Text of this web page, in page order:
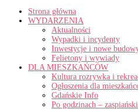
Strona główna
WYDARZENIA
Aktualności
Wypadki i incydenty
Inwestycje i nowe
Felietony i wywiady
DLA MIESZKAŃCÓW
Kultura rozrywka i
Ogłoszenia dla
Gdańskie Info
Po godzinach –